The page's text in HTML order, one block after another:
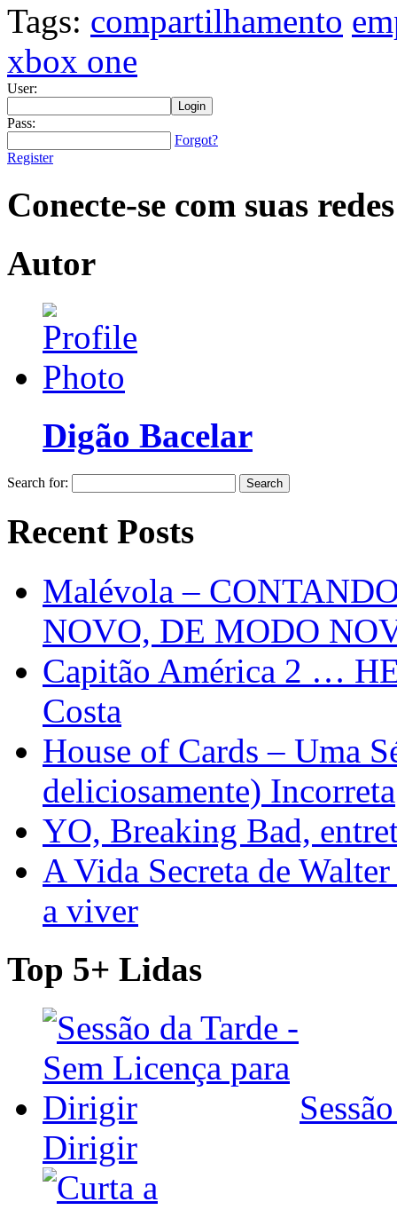
Tags: compartilhamento
xbox one
User:
Pass:
Forgot?
Register
Conecte-se com suas redes
Autor
Digão Bacelar
Search for:
Recent Posts
Malévola –
NOVO, DE MODO
Capitão América 2 …
Costa
House of Cards – Uma
deliciosamente) Incorreta
YO, Breaking Bad,
A Vida Secreta de
a viver
Top 5+ Lidas
Dirigir